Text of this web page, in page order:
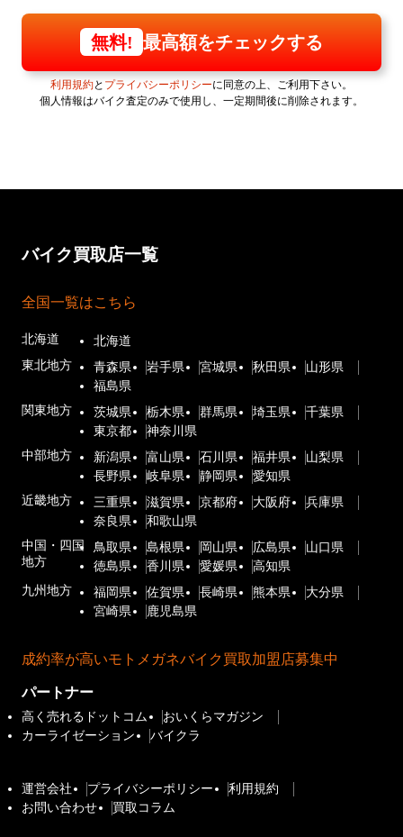
無料! 最高額をチェックする
利用規約と プライバシーポリシーに同意の上、ご利用下さい。
個人情報はバイク査定のみで使用し、一定期間後に削除されます。
バイク買取店一覧
全国一覧はこちら
北海道
北海道
東北地方
青森県 岩手県 宮城県 秋田県
山形県
福島県
関東地方
茨城県 栃木県 群馬県 埼玉県
千葉県
東京都
神奈川県
中部地方
新潟県 富山県 石川県 福井県
山梨県
長野県
岐阜県 静岡県
愛知県
近畿地方
三重県 滋賀県 京都府 大阪府
兵庫県
奈良県
和歌山県
中国・四国
地方
鳥取県 島根県 岡山県 広島県
山口県
徳島県
香川県 愛媛県
高知県
九州地方
福岡県 佐賀県 長崎県 熊本県
大分県
宮崎県
鹿児島県
成約率が高いモトメガネバイク買取加盟店募集中
パートナー
高く売れるドットコム
おいくらマガジン
カーライゼーション
バイクラ
運営会社 プライバシーポリシー
利用規約
お問い合わせ
買取コラム